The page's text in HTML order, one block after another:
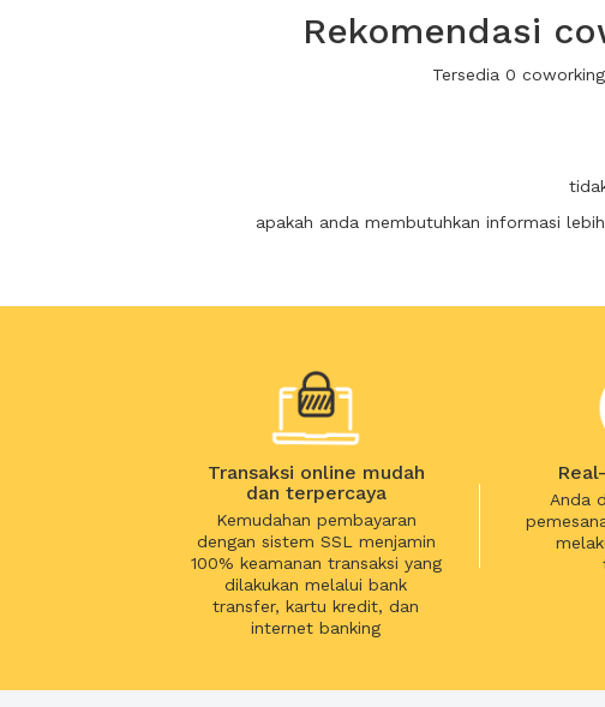
Rekomendasi
Tersedia 0
apakah anda membutuhkan informasi
Transaksi online mudah
dan terpercaya
Kemudahan pembayaran
dengan sistem SSL menjamin
100% keamanan transaksi yang
dilakukan melalui bank
transfer, kartu kredit, dan
internet banking
Anda